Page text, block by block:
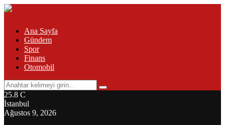
Ana Sayfa
Gündem
Spor
Finans
Otomobil
Search
for:
Search
25.8 C
İstanbul
Ağustos 9, 2026